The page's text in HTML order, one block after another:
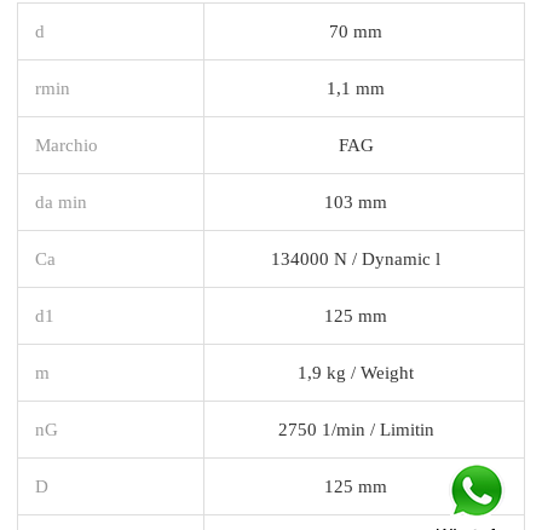
d 70 mm
rmin 1,1 mm
Marchio FAG
da min 103 mm
Ca 134000 N / Dynamic l
d1 125 mm
m 1,9 kg / Weight
nG 2750 1/min / Limitin
D 125 mm